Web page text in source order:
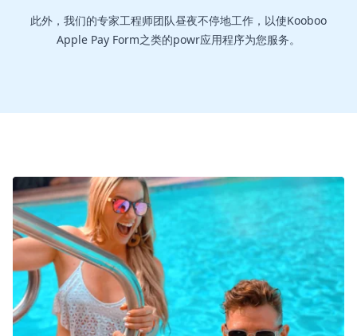
此外，我们的专家工程师团队昼夜不停地工作，以使Kooboo
Apple Pay Form之类的powr应用程序为您服务。